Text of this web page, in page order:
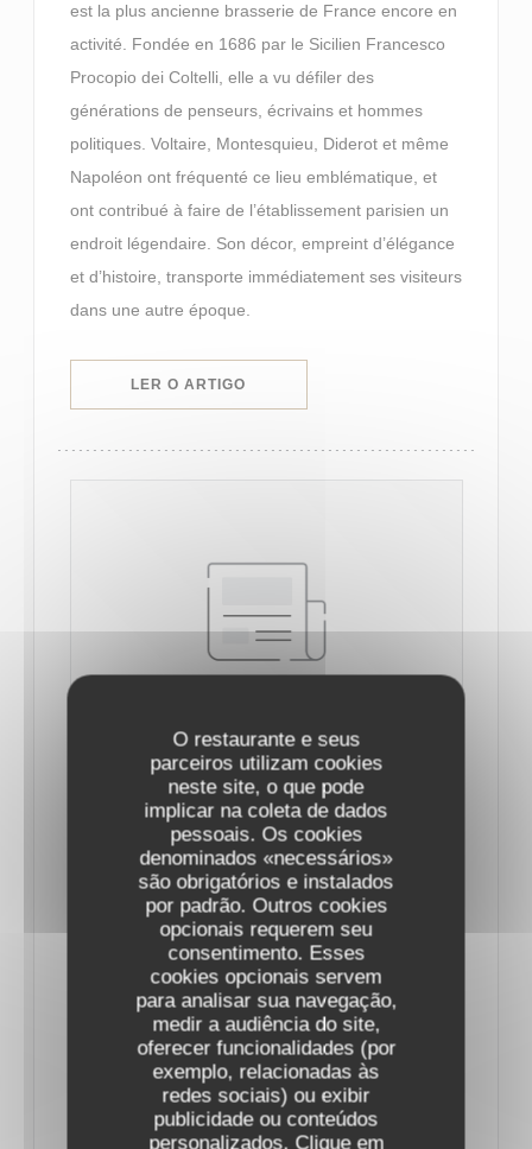
O restaurante e seus
parceiros utilizam cookies
neste site, o que pode
implicar na coleta de dados
pessoais. Os cookies
denominados «necessários»
são obrigatórios e instalados
por padrão. Outros cookies
opcionais requerem seu
consentimento. Esses
cookies opcionais servem
para analisar sua navegação,
medir a audiência do site,
oferecer funcionalidades (por
exemplo, relacionadas às
redes sociais) ou exibir
publicidade ou conteúdos
personalizados. Clique em
est la plus ancienne brasserie de France encore en
activité. Fondée en 1686 par le Sicilien Francesco
Procopio dei Coltelli, elle a vu défiler des
générations de penseurs, écrivains et hommes
politiques. Voltaire, Montesquieu, Diderot et même
Napoléon ont fréquenté ce lieu emblématique, et
ont contribué à faire de l’établissement parisien un
endroit légendaire. Son décor, empreint d’élégance
et d’histoire, transporte immédiatement ses visiteurs
dans une autre époque.
LER O ARTIGO
SAINT-VALENTIN 2025 : LES MENUS DE
CHEFS DE RESTAURANTS POUR UNE
PARENTHÈSE ENCHANTÉE À PARIS
Cette année encore, les chefs mettent les petits
plats dans les grands pour séduire les gourmets.
Le 14 février, tout doit être parfait : qu’on soit
adepte d’ambiance romantique et de lumières
tamisées, ou d’une ambiance plus festive, le dîner
de la Saint-Valentin doit faire chavirer les cœurs.